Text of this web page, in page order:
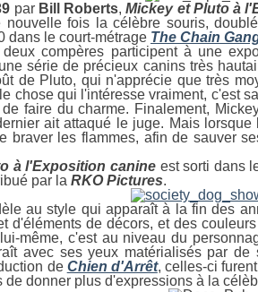
par Bill Roberts,Mickey et Pluto à
nouvelle fois la célèbre souris,
dans le court-métrage The Chain
compères participent à une
série de précieux canins très
de Pluto, qui n'apprécie que très
chose qui l'intéresse vraiment, c'est
faire du charme. Finalement,
ait attaqué le juge. Mais
braver les flammes, afin de sauver
à l'Exposition canine est sorti dans
par la RKO Pictures.
au style qui apparaît à la fin des
d'éléments de décors, et des
même, c'est au niveau du
avec ses yeux matérialisés par de
de Chien d'Arrêt, celles-ci
de donner plus d'expressions à la